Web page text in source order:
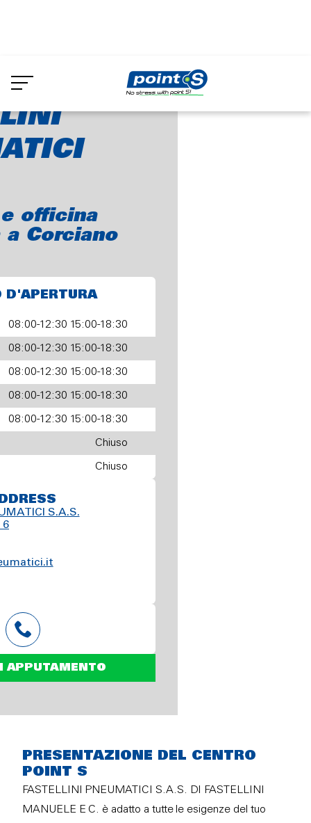
to
main
officina
a Corciano
D'APERTURA
08:00-12:30 15:00-18:30
08:00-12:30 15:00-18:30
08:00-12:30 15:00-18:30
08:00-12:30 15:00-18:30
08:00-12:30 15:00-18:30
Chiuso
Chiuso
S.A.S.
6
APPUTAMENTO
PRESENTAZIONE DEL CENTRO
POINT S
FASTELLINI PNEUMATICI S.A.S. DI FASTELLINI
MANUELE E C. è adatto a tutte le esigenze del tuo